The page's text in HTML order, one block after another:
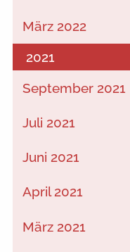
März 2022
2021
September 2021
Juli 2021
Juni 2021
April 2021
März 2021